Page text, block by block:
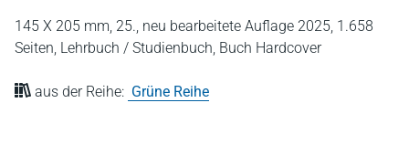
145 X 205 mm, 25., neu bearbeitete Auflage 2025, 1.658
Seiten, Lehrbuch / Studienbuch, Buch Hardcover
aus der Reihe: Grüne Reihe